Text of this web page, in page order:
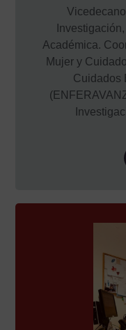
Académica.
Mujer y
Cuidados